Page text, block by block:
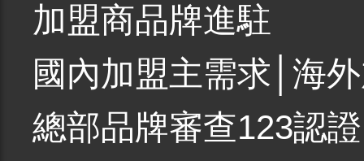
加盟商品牌進駐
國內加盟主需求 海
總部品牌審查123認證